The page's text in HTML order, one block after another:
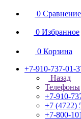
0 Сравнение
0 Избранное
0 Корзина
+7-910-737-01-
Назад
Телефоны
+7-910-
+7 (4722)
+7-800-